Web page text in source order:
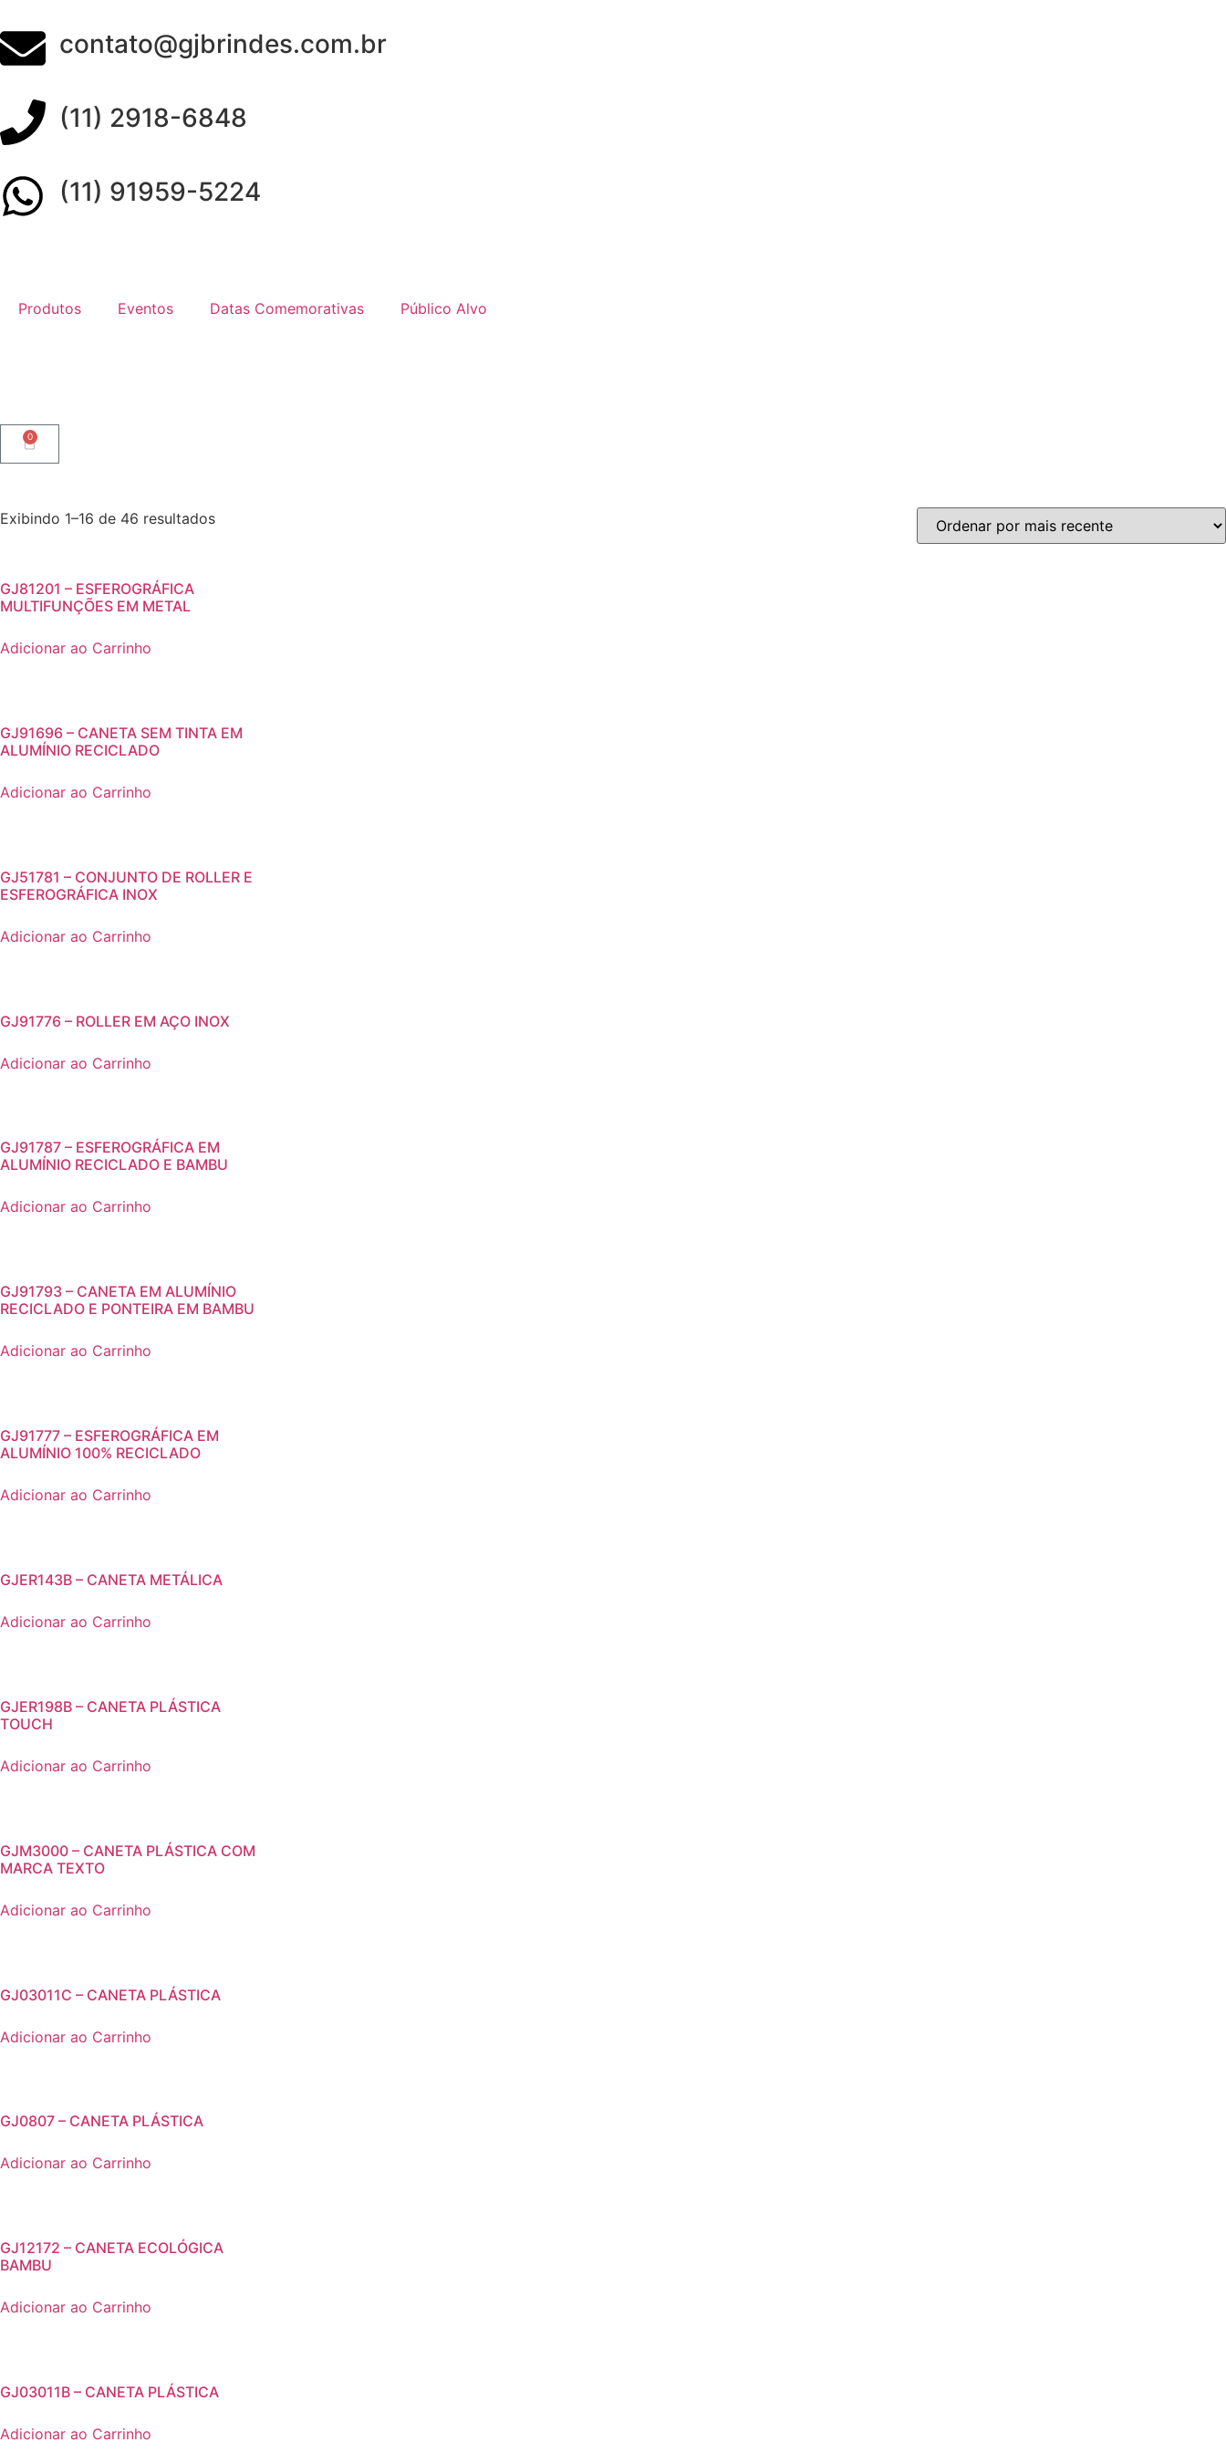
contato@gjbrindes.com.br
(11) 2918-6848
(11) 91959-5224
Produtos Eventos Datas Comemorativas Público Alvo
0
Exibindo 1–16 de 46 resultados
GJ81201 – ESFEROGRÁFICA
MULTIFUNÇÕES EM METAL
Adicionar ao Carrinho
GJ91696 – CANETA SEM TINTA EM
ALUMÍNIO RECICLADO
Adicionar ao Carrinho
GJ51781 – CONJUNTO DE ROLLER E
ESFEROGRÁFICA INOX
Adicionar ao Carrinho
GJ91776 – ROLLER EM AÇO INOX
Adicionar ao Carrinho
GJ91787 – ESFEROGRÁFICA EM
ALUMÍNIO RECICLADO E BAMBU
Adicionar ao Carrinho
GJ91793 – CANETA EM ALUMÍNIO
RECICLADO E PONTEIRA EM BAMBU
Adicionar ao Carrinho
GJ91777 – ESFEROGRÁFICA EM
ALUMÍNIO 100% RECICLADO
Adicionar ao Carrinho
GJER143B – CANETA METÁLICA
Adicionar ao Carrinho
GJER198B – CANETA PLÁSTICA
TOUCH
Adicionar ao Carrinho
GJM3000 – CANETA PLÁSTICA COM
MARCA TEXTO
Adicionar ao Carrinho
GJ03011C – CANETA PLÁSTICA
Adicionar ao Carrinho
GJ0807 – CANETA PLÁSTICA
Adicionar ao Carrinho
GJ12172 – CANETA ECOLÓGICA
BAMBU
Adicionar ao Carrinho
GJ03011B – CANETA PLÁSTICA
Adicionar ao Carrinho